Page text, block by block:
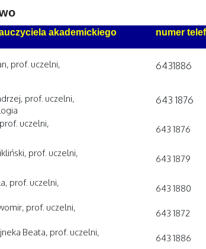
akademickiego numer
prof. uczelni,
6431886
prof. uczelni,
643 1876
uczelni,
643 1876
prof. uczelni,
643 1879
prof. uczelni,
643 1880
prof. uczelni,
643 1872
Beata, prof. uczelni,
643 1886